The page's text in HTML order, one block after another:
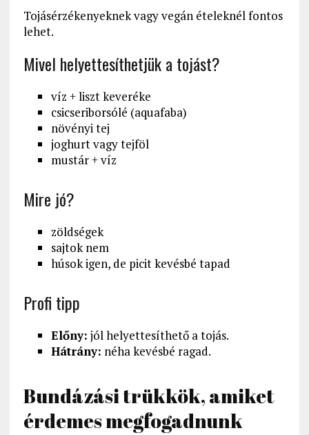
Tojásérzékenyeknek vagy vegán ételeknél fontos
lehet.
Mivel helyettesíthetjük a tojást?
víz + liszt keveréke
csicseriborsólé (aquafaba)
növényi tej
joghurt vagy tejföl
mustár + víz
Mire jó?
zöldségek
sajtok nem
húsok igen, de picit kevésbé tapad
Profi tipp
Előny: jól helyettesíthető a tojás.
Hátrány: néha kevésbé ragad.
Bundázási trükkök, amiket
érdemes megfogadnunk